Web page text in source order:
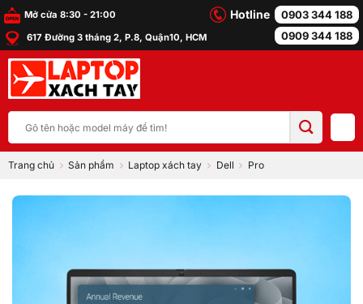
Bỏ
qua
nội
dung
Mở cửa 8:30 - 21:00
617 Đường 3 tháng 2, P.8, Quận10, HCM
Hotline
0903 344 188
0909 344 188
kiếm:
Trang chủ Sản phẩm Laptop xách tay Dell Pro